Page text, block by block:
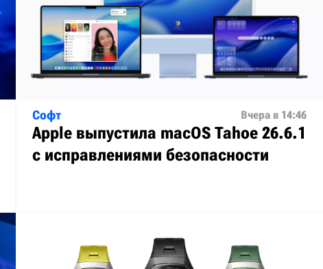
Софт Вчера в 14:46
Apple выпустила macOS Tahoe 26.6.1
с исправлениями безопасности